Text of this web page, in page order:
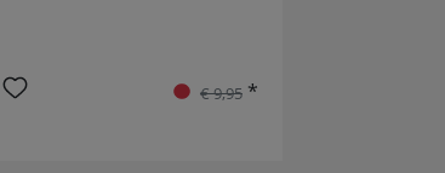
€ 9,95*